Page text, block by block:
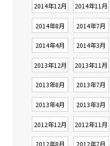
2014年12月 2014年11月
2014年8月 2014年7月
2014年4月 2014年3月
2013年12月 2013年11月
2013年8月 2013年7月
2013年4月 2013年3月
2012年12月 2012年11月
2012年8月 2012年7月